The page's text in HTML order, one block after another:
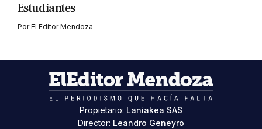
Estudiantes
PorEl Editor Mendoza
Propietario: Laniakea SAS
Director: Leandro Geneyro